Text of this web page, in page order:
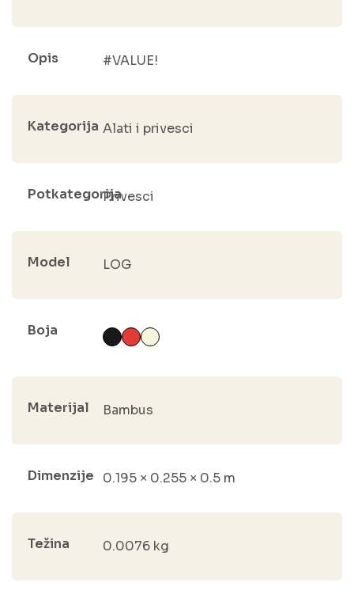
Opis #VALUE!
Kategorija Alati i privesci
PotkategorijaPrivesci
Model LOG
Boja
Materijal Bambus
Dimenzije 0.195 × 0.255 × 0.5 m
Težina 0.0076 kg